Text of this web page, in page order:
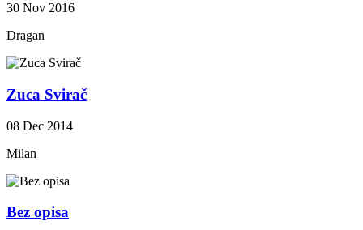
30 Nov 2016
Dragan
Zuca Svirač
08 Dec 2014
Milan
Bez opisa